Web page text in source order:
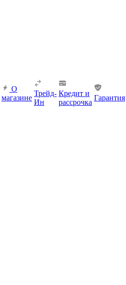
О
магазине
Трейд-
Ин
Кредит и
рассрочка
Гарантия